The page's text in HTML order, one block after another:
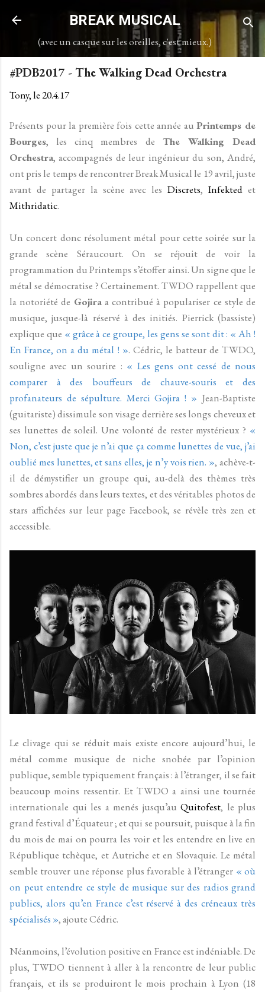
Accéder au contenu principal
BREAK MUSICAL
(avec un casque sur les oreilles, c'est mieux.)
#PDB2017 - The Walking Dead Orchestra
Tony, le20.4.17
Présents pour la première fois cette année auPrintemps de
Bourges, les cinq membres de The Walking Dead
Orchestra, accompagnés de leur ingénieur du son, André,
ont pris le temps de rencontrer Break Musical le 19 avril, juste
avant de partager la scène avec lesDiscrets,Infekted et
Mithridatic.
Un concert donc résolument métal pour cette soirée sur la
grande scène Séraucourt. On se réjouit de voir la
programmation du Printemps s’étoffer ainsi. Un signe que le
métal se démocratise ? Certainement. TWDO rappellent que
la notoriété de Gojiraa contribué à populariser ce style de
musique, jusque-là réservé à des initiés. Pierrick (bassiste)
explique que « grâce à ce groupe, les gens se sont dit : « Ah !
En France, on a du métal ! ». Cédric, le batteur de TWDO,
souligne avec un sourire : « Les gens ont cessé de nous
comparer à des bouffeurs de chauve-souris et des
profanateurs de sépulture. Merci Gojira ! » Jean-Baptiste
(guitariste) dissimule son visage derrière ses longs cheveux et
ses lunettes de soleil. Une volonté de rester mystérieux ? «
Non, c’est juste que je n’ai que ça comme lunettes de vue, j’ai
oublié mes lunettes, et sans elles, je n’y vois rien. », achève-t-
il de démystifier un groupe qui, au-delà des thèmes très
sombres abordés dans leurs textes, et des véritables photos de
stars affichées sur leur page Facebook, se révèle très zen et
accessible.
Le clivage qui se réduit mais existe encore aujourd’hui, le
métal comme musique de niche snobée par l’opinion
publique, semble typiquement français : à l’étranger, il se fait
beaucoup moins ressentir. Et TWDO a ainsi une tournée
internationale qui les a menés jusqu’au Quitofest, le plus
grand festival d’Équateur ; et qui se poursuit, puisque à la fin
du mois de mai on pourra les voir et les entendre en live en
République tchèque, et Autriche et en Slovaquie. Le métal
semble trouver une réponse plus favorable à l’étranger « où
on peut entendre ce style de musique sur des radios grand
publics, alors qu’en France c’est réservé à des créneaux très
spécialisés », ajoute Cédric.
Néanmoins, l’évolution positive en France est indéniable. De
plus, TWDO tiennent à aller à la rencontre de leur public
français, et ils se produiront le mois prochain à Lyon (18